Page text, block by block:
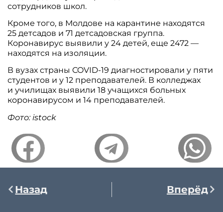
сотрудников школ.
Кроме того, в Молдове на карантине находятся
25 детсадов и 71 детсадовская группа.
Коронавирус выявили у 24 детей, еще 2472 —
находятся на изоляции.
В вузах страны COVID-19 диагностировали у пяти
студентов и у 12 преподавателей. В колледжах
и училищах выявили 18 учащихся больных
коронавирусом и 14 преподавателей.
Фото: istock
Назад Вперёд